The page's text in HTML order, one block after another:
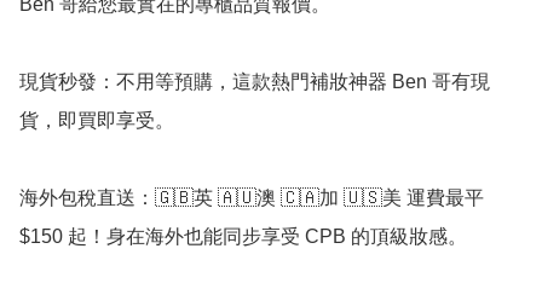
現貨秒發：不用等預購，這款熱門補妝神器 Ben 哥有現
貨，即買即享受。
海外包稅直送：🇬🇧英 🇦🇺澳 🇨🇦加 🇺🇸美 運費最平
$150 起！身在海外也能同步享受 CPB 的頂級妝感。